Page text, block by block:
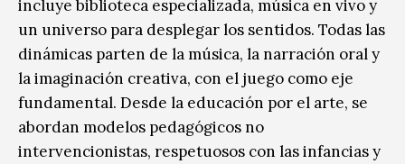
incluye biblioteca especializada, música en vivo y
un universo para desplegar los sentidos. Todas las
dinámicas parten de la música, la narración oral y
la imaginación creativa, con el juego como eje
fundamental. Desde la educación por el arte, se
abordan modelos pedagógicos no
intervencionistas, respetuosos con las infancias y